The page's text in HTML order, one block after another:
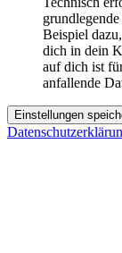
Beispiel
dich in dein
auf dich ist
anfallende
Einstellungen